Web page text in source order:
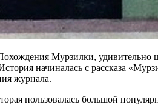
Мурзилки,
начиналась с рассказа
журнала.
пользовалась большой